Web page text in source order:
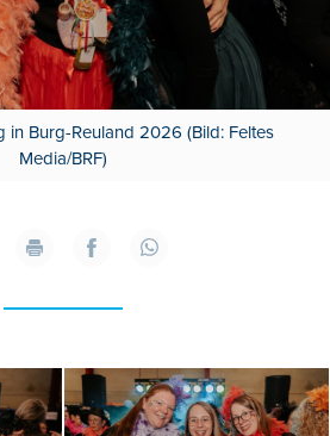
in Burg-Reuland 2026 (Bild: Feltes
Media/BRF)